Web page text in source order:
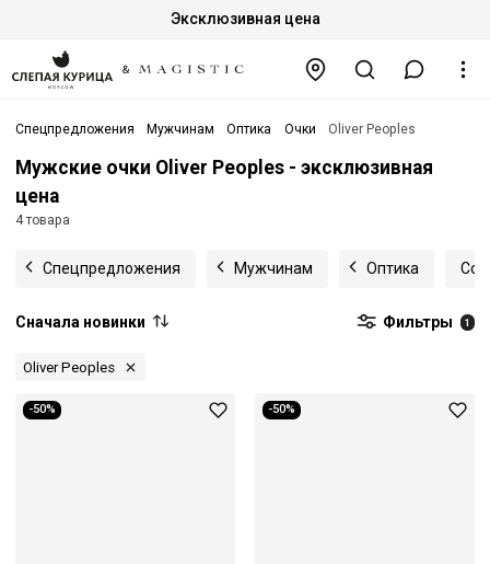
Эксклюзивная цена
Спецпредложения Мужчинам Оптика Очки Oliver Peoples
Мужские очки Oliver Peoples - эксклюзивная
цена
4 товара
Спецпредложения Мужчинам Оптика
Сначала новинки Фильтры 1
Oliver Peoples
-50% -50%